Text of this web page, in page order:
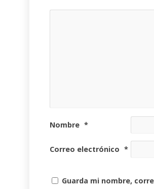
Nombre *
Correo electrónico *
Guarda mi nombre,